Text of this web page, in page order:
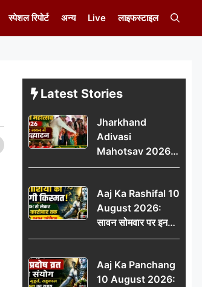
स्पेशल रिपोर्ट अन्य Live लाइफस्टाइल
Latest Stories
Jharkhand
Adivasi
Mahotsav 2026
का नगर भवन में भव्य
पारंपरिक प्रस्तुतियों ने
मोहा मन
Aaj Ka Rashifal 10
August 2026:
सावन सोमवार पर इन
राशियों की चमकेगी
लेकर नौकरी-कारोबार
तक मिलेंगे शुभ संकेत
Aaj Ka Panchang
10 August 2026: